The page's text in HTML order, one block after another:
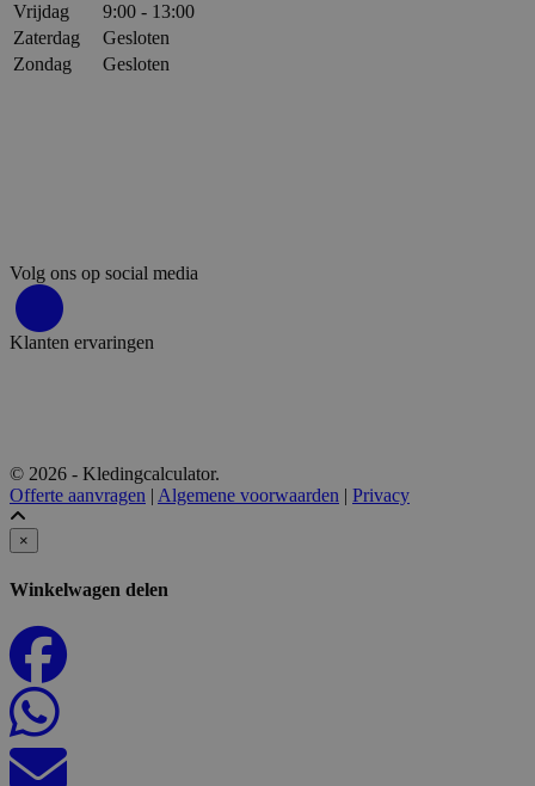
Vrijdag
9:00 - 13:00
Zaterdag
Gesloten
Zondag
Gesloten
Volg ons op social media
Klanten ervaringen
© 2026 - Kledingcalculator.
Offerte aanvragen | Algemene voorwaarden | Privacy
×
Winkelwagen delen